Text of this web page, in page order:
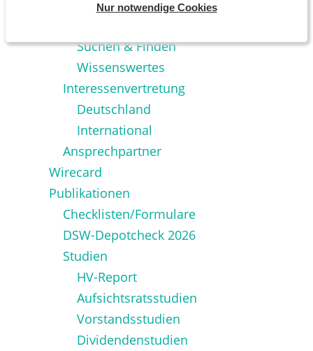
Nur notwendige Cookies
Gründung
Suchen & Finden
Wissenswertes
Interessenvertretung
Deutschland
International
Ansprechpartner
Wirecard
Publikationen
Checklisten/Formulare
DSW-Depotcheck 2026
Studien
HV-Report
Aufsichtsratsstudien
Vorstandsstudien
Dividendenstudien